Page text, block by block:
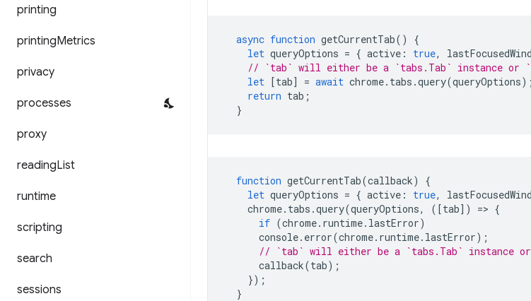
printing
printingMetrics
privacy
processes
proxy
readingList
runtime
scripting
search
sessions
async function getCurrentTab()
{
let queryOptions = { active : true,
// `tab` will either be a `tabs.Tab` instance or
let [tab] = await chrome. tabs .query(queryOptions);
return tab ;
}
function getCurrentTab(callback)
{
let queryOptions = { active : true,
chrome. tabs .query(queryOptions, ([tab]) => {
if (chrome. runtime. lastError)
console. error(chrome. runtime. lastError);
// `tab` will either be a `tabs.Tab` instance or
callback(tab);
});
}